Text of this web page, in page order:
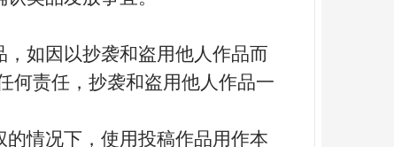
如因以抄袭和盗用他人作品而
何责任，抄袭和盗用他人作品一
情况下，使用投稿作品用作本